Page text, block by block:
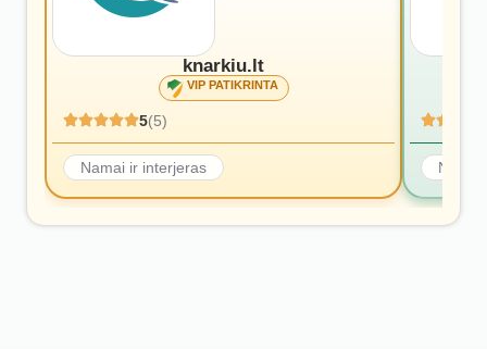
knarkiu.lt
VIP PATIKRINTA
5(5)
Namai ir interjeras